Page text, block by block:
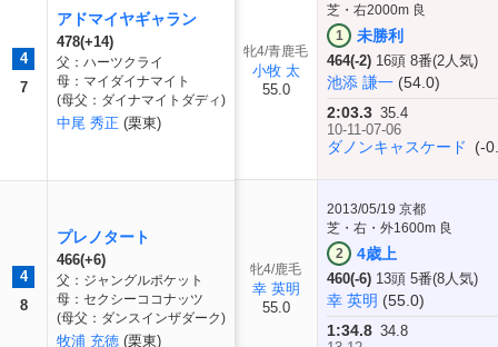
4
7
アドマイヤギャラン
478(+14)
父：ハーツクライ
母：マイダイナマイト
(母父：ダイナマイトダディ)
中尾 秀正 (栗東)
4
8
プレノタート
466(+6)
父：ジャングルポケット
母：セクシーココナッツ
(母父：ダンスインザダーク)
牧浦 充徳 (栗東)
牝4/青鹿毛
小牧 太
55.0
芝・右2000m 良
1
未勝利
464(-2) 16頭 8番(2人気)
池添 謙一 (54.0)
2:03.3 35.4
10-11-07-06
ダノンキャスケード (-
牝4/鹿毛
幸 英明
55.0
2013/05/19 京都
芝・右・外1600m 良
2
4歳上
460(-6) 13頭 5番(8人気)
幸 英明 (55.0)
1:34.8 34.8